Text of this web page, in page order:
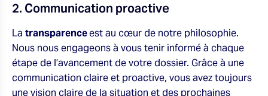
2. Communication proactive
La transparenceest au cœur de notre philosophie.
Nous nous engageons à vous tenir informé à chaque
étape de l’avancement de votre dossier. Grâce à une
communication claire et proactive, vous avez toujours
une vision claire de la situation et des prochaines